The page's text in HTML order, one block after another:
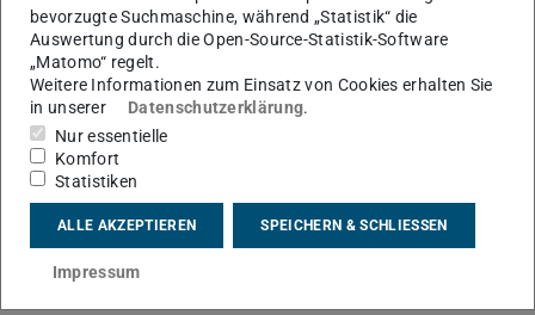
Schritt 3
bevorzugte Suchmaschine, während „Statistik“ die
Auswertung durch die Open-Source-Statistik-Software
„Matomo“ regelt.
Weitere Informationen zum Einsatz von Cookies erhalten Sie
in unserer
Datenschutzerklärung.
Nur essentielle
Komfort
Statistiken
ALLE AKZEPTIEREN SPEICHERN & SCHLIESSEN
Impressum